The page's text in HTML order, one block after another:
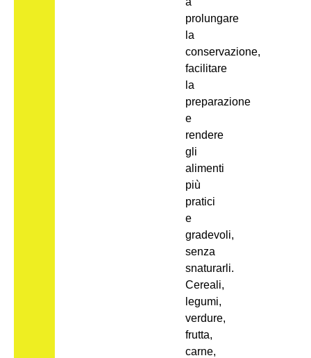
prolungare
la
conservazione,
facilitare
la
preparazione
e
rendere
gli
alimenti
più
pratici
e
gradevoli,
senza
snaturarli.
Cereali,
legumi,
verdure,
frutta,
carne,